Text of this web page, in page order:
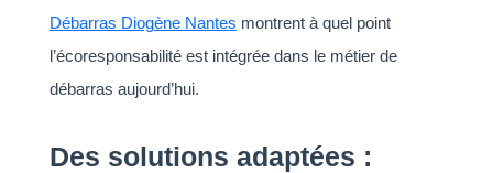
Débarras Diogène Nantes montrent à quel point
l’écoresponsabilité est intégrée dans le métier de
débarras aujourd’hui.
Des solutions adaptées :